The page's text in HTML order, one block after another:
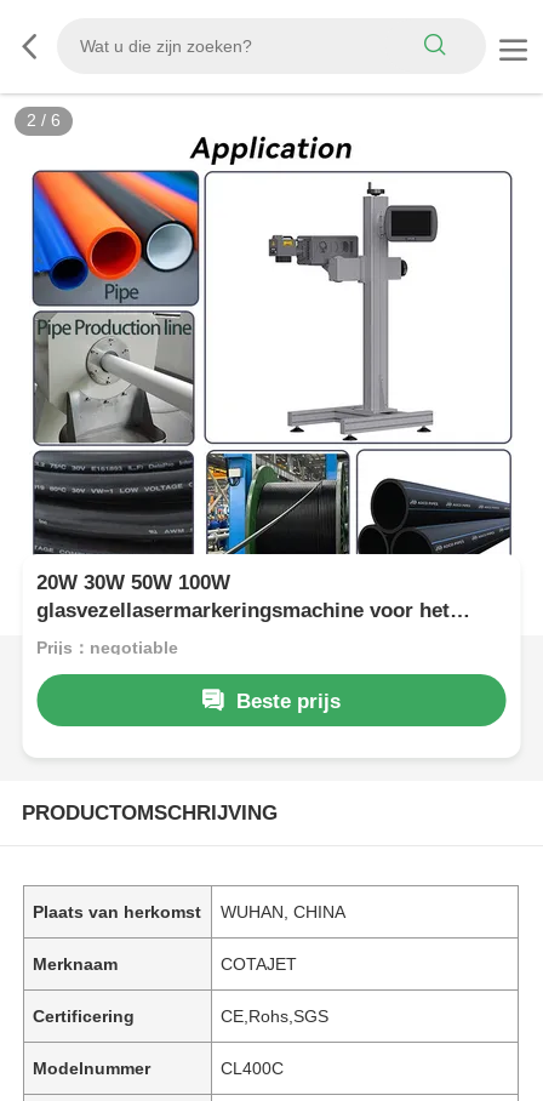
2 / 6
20W 30W 50W 100W
glasvezellasermarkeringsmachine voor het
afdrukken op metalen / aluminium deksels
Prijs：negotiable
Beste prijs
PRODUCTOMSCHRIJVING
Plaats van herkomst WUHAN, CHINA
Merknaam COTAJET
Certificering CE,Rohs,SGS
Modelnummer CL400C